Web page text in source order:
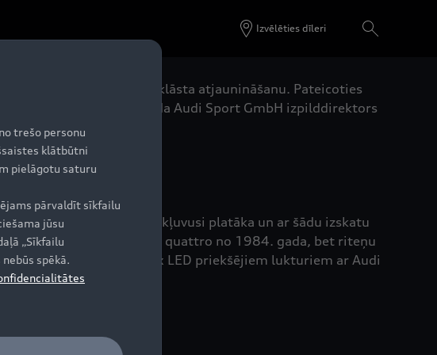
Izvēlēties dīleri
turpinājumu un modeļu klāsta atjaunināšanu. Pateicoties
īpašu vietu," norāda Audi Sport GmbH izpilddirektors
radiatora reste kļuvusi platāka un ar šādu izskatu
klasisko Audi Sport quattro no 1984. gada, bet riteņu
pieejamajiem matrix LED priekšējiem lukturiem ar Audi
trešo personu
klātbūtni
pielāgotu saturu
pārvaldīt sīkfailu
jūsu
„Sīkfailu
spēkā.